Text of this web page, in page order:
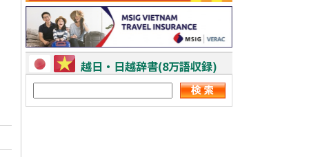
越日・日越辞書(8万語収録)